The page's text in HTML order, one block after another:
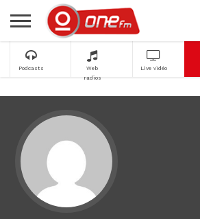
Podcasts
Web
radios
Live vidéo